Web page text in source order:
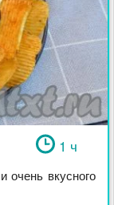
1 ч
очень вкусного